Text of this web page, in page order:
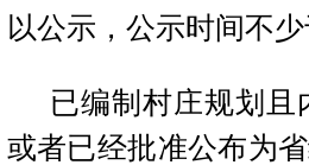
以公示，公示时间不
已编制村庄规划
或者已经批准公布为